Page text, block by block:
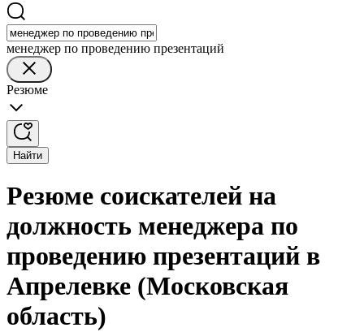
менеджер по проведению презентаций
Резюме
Найти
Резюме соискателей на
должность менеджера по
проведению презентаций в
Апрелевке (Московская
область)